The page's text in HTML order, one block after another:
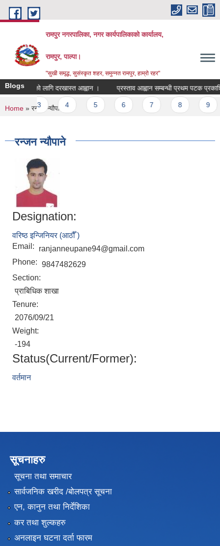
Skip to main content
रामपुर नगरपालिका, नगर कार्यपालिकाको कार्यालय,
रामपुर, पाल्पा।
"सुखी समृद्ध, सुसंस्कृत शहर, समुन्नत रामपुर, हाम्रो रहर"
Blogs
सरुवाको लागि दरखास्त आह्वान । प्रस्ताव आह्वान सम्बन्धी प्रथम पटक
3 4
You are here
Home » रन्जन न्यौपाने
रन्जन न्यौपाने
Designation:
वरिष्ठ इन्जिनियर (आठौँ )
Email:
ranjanneupane94@gmail.com
Phone: 9847482629
Section:
प्राबिधिक शाखा
Tenure:
2076/09/21
Weight:
-194
Status(Current/Former):
वर्तमान
सूचनाहरु
सूचना तथा समाचार
सार्वजनिक खरीद /बोलपत्र सूचना
एन, कानुन तथा निर्देशिका
कर तथा शुल्कहरु
अनलाइन घटना दर्ता फारम